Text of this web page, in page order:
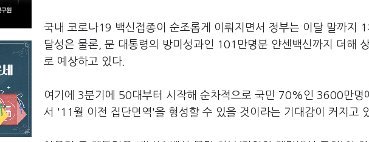
국내 코로나19 백신접종이 순조롭게 이뤄지면서 정부는 이달 말까지
달성은 물론, 문 대통령의 방미성과인 101만명분 얀센백신까지 더해
로 예상하고 있다.
여기에 3분기에 50대부터 시작해 순차적으로 국민 70%인 3600만명
서 '11월 이전 집단면역'을 형성할 수 있을 것이라는 기대감이 커지고